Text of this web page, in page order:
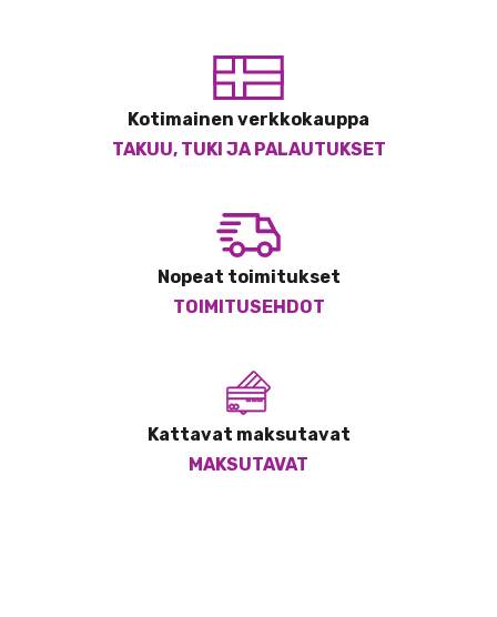
Kotimainen verkkokauppa
TAKUU, TUKI JA PALAUTUKSET
Nopeat toimitukset
TOIMITUSEHDOT
Kattavat maksutavat
MAKSUTAVAT